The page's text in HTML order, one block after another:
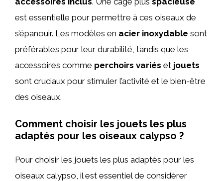
est essentielle pour permettre à ces oiseaux de
s’épanouir. Les modèles en acier inoxydable sont
préférables pour leur durabilité, tandis que les
accessoires comme perchoirs variés et jouets
sont cruciaux pour stimuler l’activité et le bien-être
des oiseaux.
Comment choisir les jouets les plus
adaptés pour les oiseaux calypso ?
Pour choisir les jouets les plus adaptés pour les
oiseaux calypso, il est essentiel de considérer